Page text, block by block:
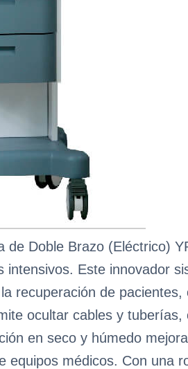
de Doble Brazo (Eléctrico)
intensivos. Este innovador
recuperación de
ocultar cables y
en seco y húmedo
equipos médicos. Con una